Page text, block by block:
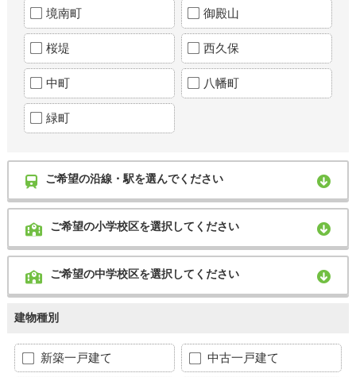
境南町 御殿山
桜堤 西久保
中町 八幡町
緑町
ご希望の沿線・駅を選んでください
ご希望の小学校区を選択してください
ご希望の中学校区を選択してください
建物種別
新築一戸建て 中古一戸建て